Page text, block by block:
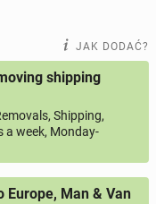
JAK DODAĆ?
shipping
Shipping,
a week, Monday-
Europe, Man & Van